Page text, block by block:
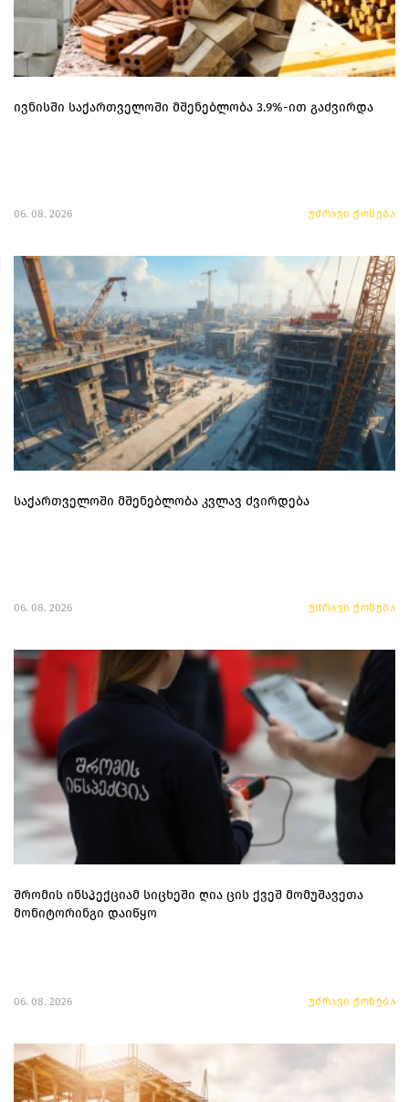
ივნისში საქართველოში მშენებლობა 3.9%-ით გაძვირდა
06. 08. 2026 უძრავი ქონება
საქართველოში მშენებლობა კვლავ ძვირდება
06. 08. 2026 უძრავი ქონება
შრომის ინსპექციამ სიცხეში ღია ცის ქვეშ მომუშავეთა
მონიტორინგი დაიწყო
06. 08. 2026 უძრავი ქონება